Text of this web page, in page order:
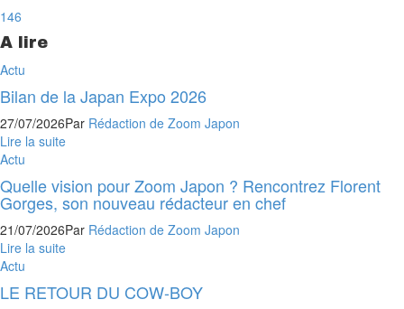
146
A lire
Actu
Bilan de la Japan Expo 2026
27/07/2026Par Rédaction de Zoom Japon
Lire la suite
Actu
Quelle vision pour Zoom Japon ? Rencontrez Florent
Gorges, son nouveau rédacteur en chef
21/07/2026Par Rédaction de Zoom Japon
Lire la suite
Actu
LE RETOUR DU COW-BOY